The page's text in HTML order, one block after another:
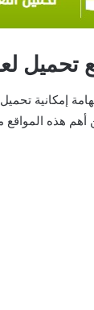
تحميل
أهم هذه المواقع